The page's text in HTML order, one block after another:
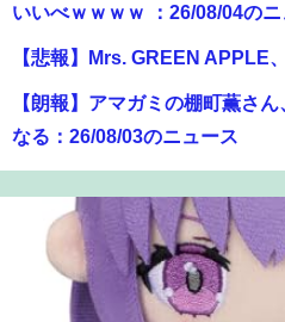
いいべｗｗｗｗ ：26/08/04の
【悲報】Mrs. GREEN APPLE
【朗報】アマガミの棚町薫さ
なる：26/08/03のニュース
ットミームと化すｗｗｗｗ
【悲報】Z世代の身長低下の理
26/08/02のニュース